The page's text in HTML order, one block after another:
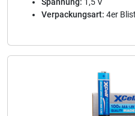
Verpackungsart: 4er